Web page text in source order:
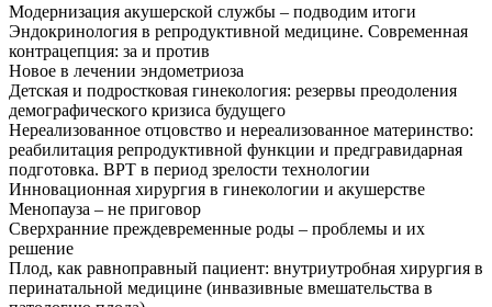
Модернизация акушерской службы – подводим итоги
Эндокринология в репродуктивной медицине. Современная
контрацепция: за и против
Новое в лечении эндометриоза
Детская и подростковая гинекология: резервы преодоления
демографического кризиса будущего
Нереализованное отцовство и нереализованное материнство:
реабилитация репродуктивной функции и предгравидарная
подготовка. ВРТ в период зрелости технологии
Инновационная хирургия в гинекологии и акушерстве
Менопауза – не приговор
Сверхранние преждевременные роды – проблемы и их
решение
Плод, как равноправный пациент: внутриутробная хирургия в
перинатальной медицине (инвазивные вмешательства в